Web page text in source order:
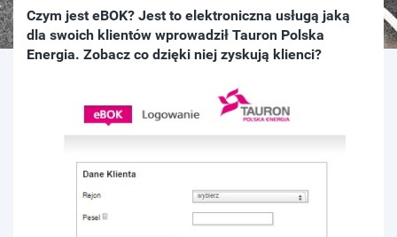
Czym jest eBOK? Jest to elektroniczna usługą jaką
dla swoich klientów wprowadził Tauron Polska
Energia. Zobacz co dzięki niej zyskują klienci?